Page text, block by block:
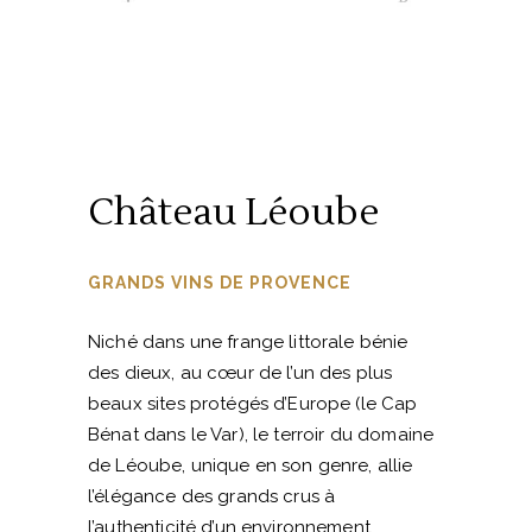
Château Léoube
GRANDS VINS DE PROVENCE
Niché dans une frange littorale bénie
des dieux, au cœur de l’un des plus
beaux sites protégés d’Europe (le Cap
Bénat dans le Var), le terroir du domaine
de Léoube, unique en son genre, allie
l’élégance des grands crus à
l’authenticité d’un environnement